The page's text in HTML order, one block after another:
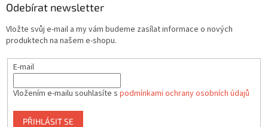
Odebírat newsletter
Vložte svůj e-mail a my vám budeme zasílat informace o nových
produktech na našem e-shopu.
E-mail
Vložením e-mailu souhlasíte s podmínkami ochrany osobních údajů
PŘIHLÁSIT SE